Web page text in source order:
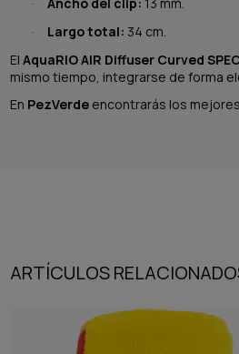
·
· Largo total: 34 cm.
El AquaRIO AIR Diffuser Curved
mismo tiempo, integrarse de forma
En PezVerdeencontrarás los mejores
ARTÍCULOS